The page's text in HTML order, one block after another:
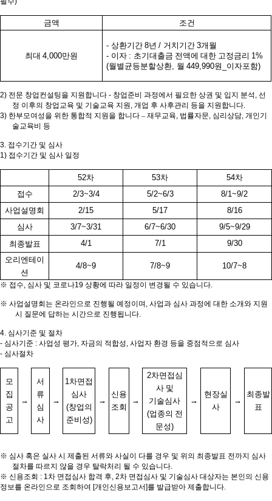
금액 조건
최대4,000만원
- 상환기간 8년 / 거치기간 3개월
- 이자 : 초기대출금 전액에 대한 고정금리 1%
(월별균등분할상환, 월 449,990원 이자포함)
2) 전문 창업컨설팅을 지원합니다 - 창업준비 과정에서 필요한 상권 및 입지 분석 , 선
정 이후의 창업교육 및 기술교육 지원 , 개업 후 사후관리 등을 지원합니다.
3) 한부모여성을 위한 통합적 지원을 합니다 – 재무교육, 법률자문, 심리상담, 개인기
술교육비 등
3. 접수기간 및 심사
1) 접수기간 및 심사 일정
52차 53차 54차
접수
2/3~3/4 5/2~6/3
8/1~9/2
사업설명회
2/15 5/17
8/16
심사
3/7~3/31 6/7~6/30
9/5~9/29
최종발표
4/1 7/1
9/30
오리엔테이
션
4/8~9 7/8~9 10/7~8
※ 접수, 심사 및 코로나19 상황에 따라 일정이 변경될 수 있습니다.
※ 사업설명회는 온라인으로 진행될 예정이며 , 사업과 심사 과정에 대한 소개와 지원
시 질문에 답하는 시간으로 진행됩니다.
4. 심사기준 및 절차
- 심사기준 : 사업성 평가, 자금의 적합성, 사업자 환경 등을 중점적으로 심사
- 심사절차
모
집
공
고
→
서
류
심
사
→
1차면접
심사
(창업의
준비성)
→
신용
조회
→
2차면접심
사 및
기술심사
(업종의 전
문성)
→
현장실
사
→
최종발
표
※ 심사 혹은 실사 시 제출된 서류와 사실이 다를 경우 및 위의 최종발표 전까지 심사
절차를 따르지 않을 경우 탈락처리 될 수 있습니다.
※ 신용조회 : 1차 면접심사 합격 후, 2차 면접심사 및 기술심사 대상자는 본인의 신용
정보를 온라인으로 조회하여 [개인신용보고서]를 발급받아 제출합니다.